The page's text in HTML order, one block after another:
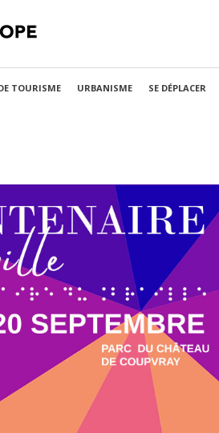
TOURISME URBANISME SE DÉPLACER